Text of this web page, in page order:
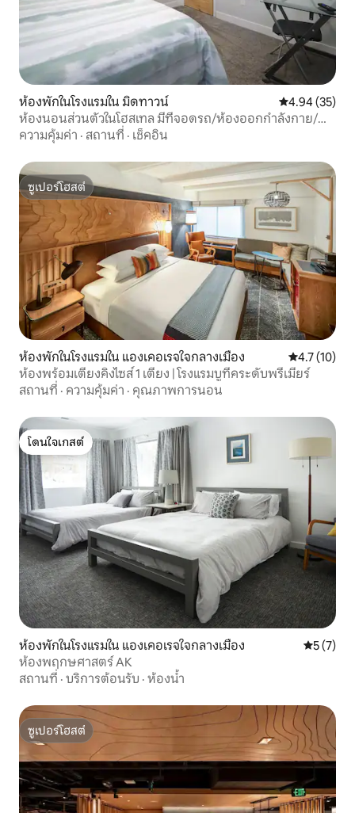
ห้องพักในโรงแรมใน มิดทาวน์ คะแนนเฉลี่ย
4.94 (35)
ห้องนอนส่วนตัวในโฮสเทล มีที่จอดรถ/ห้องออกกำลังกาย/
ห้องซักรีด 203
ความคุ้มค่า · สถานที่ · เช็คอิน
ซูเปอร์โฮสต์
ซูเปอร์โฮสต์
ห้องพักในโรงแรมใน แองเคอเรจใจกลางเมือง คะแนนเฉลี่ย
4.7 (10)
ห้องพร้อมเตียงคิงไซส์ 1 เตียง | โรงแรมบูทีคระดับพรีเมียร์
สถานที่ · ความคุ้มค่า · คุณภาพการนอน
โดนใจเกสต์
โดนใจเกสต์
ห้องพักในโรงแรมใน แองเคอเรจใจกลางเมือง คะแนนเฉ
5 (7)
ห้องพฤกษศาสตร์ AK
สถานที่ · บริการต้อนรับ · ห้องน้ำ
ซูเปอร์โฮสต์
ซูเปอร์โฮสต์